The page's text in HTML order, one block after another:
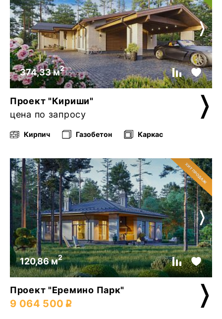
374,33 м2
Проект "Кириши"
цена по запросу
Кирпич Газобетон Каркас
120,86 м2
Проект "Еремино Парк"
9 064 500